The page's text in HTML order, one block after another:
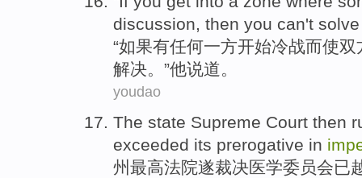
discussion, then you can't solve
“如果有任何一方开始冷战而使双
解决。”他说道。
youdao
The state Supreme Court then
exceeded its prerogative in
州最高法院遂裁决医学委员会已